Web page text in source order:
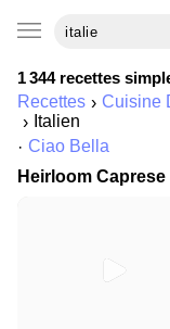
1 344 recettes
Recettes Cuisine
Italien
Ciao Bella
Heirloom Caprese